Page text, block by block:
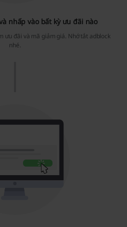
nhấp vào bất kỳ ưu đãi nào
ưu đãi và mã giảm giá. Nhớ tắt adblock
nhé.